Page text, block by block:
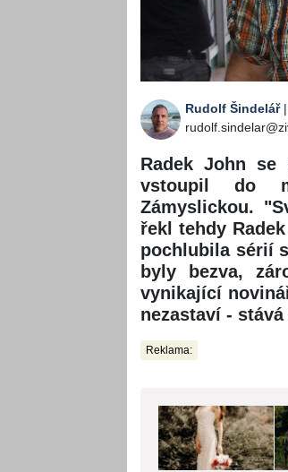
Rudolf Šindelář|
Radek John se
vstoupil do
Zámyslickou.
řekl tehdy
pochlubila sérií
byly bezva,
vynikající
nezastaví -
Reklama: